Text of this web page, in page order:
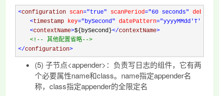
<configuration scan="true" scanPeriod="60 seconds" debug
<timestamp key="bySecond" datePattern
<contextName>${bySecond}</contextName>
<!-- 其他配置省略-->
</configuration>
(5) 子节点<appender>：负责写日志的组件，它有两
个必要属性name和class。name指定appender名
称，class指定appender的全限定名